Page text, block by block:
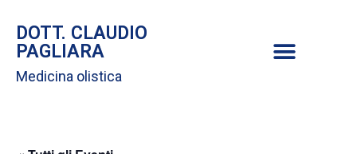
DOTT. CLAUDIO
PAGLIARA
Medicina olistica